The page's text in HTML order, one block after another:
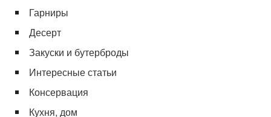
Гарниры
Десерт
Закуски и бутерброды
Интересные статьи
Консервация
Кухня, дом